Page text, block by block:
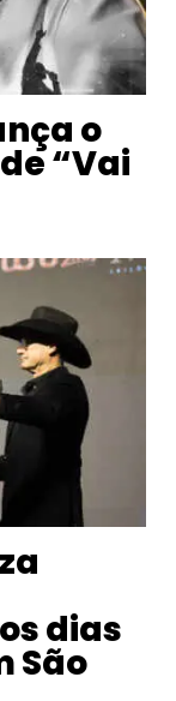
o
“Vai
dias
São